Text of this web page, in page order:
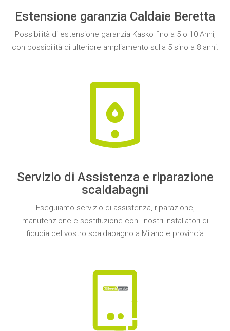
Estensione garanzia Caldaie Beretta
Possibilità di estensione garanzia Kasko fino a 5o 10 Anni,
con possibilità di ulteriore ampliamento sulla 5sino a 8anni.
Servizio di Assistenza e riparazione
scaldabagni
Eseguiamo servizio di assistenza, riparazione,
manutenzione e sostituzione con i nostri installatori di
fiducia del vostro scaldabagno a Milano e provincia